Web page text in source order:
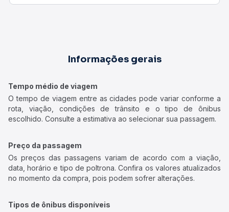
Informações gerais
Tempo médio de viagem
O tempo de viagem entre as cidades pode variar conforme a
rota, viação, condições de trânsito e o tipo de ônibus
escolhido. Consulte a estimativa ao selecionar sua passagem.
Preço da passagem
Os preços das passagens variam de acordo com a viação,
data, horário e tipo de poltrona. Confira os valores atualizados
no momento da compra, pois podem sofrer alterações.
Tipos de ônibus disponíveis